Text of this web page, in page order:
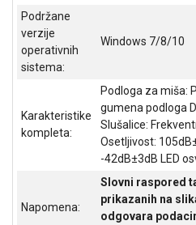
Podržane
verzije
operativnih
sistema:
Windows 7/8/10
Karakteristike
kompleta:
Podloga za miša:
gumena podloga
Slušalice:
Osetljivost:
-42dB±3dB LED
Napomena:
Slovni raspored
prikazanih na
odgovara